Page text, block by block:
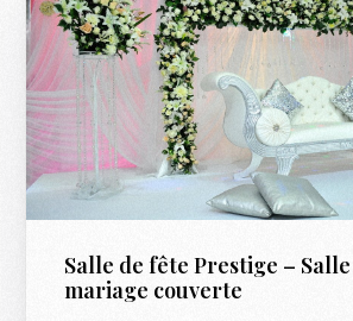
Salle de fête Prestige –
mariage couverte